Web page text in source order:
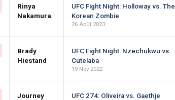
Rinya
Nakamura
UFC Fight Night: Holloway vs. The
Korean Zombie
26 Août 2023
Brady
Hiestand
UFC Fight Night: Nzechukwu vs.
Cutelaba
19 Nov 2022
Journey
UFC 274: Oliveira vs. Gaethje